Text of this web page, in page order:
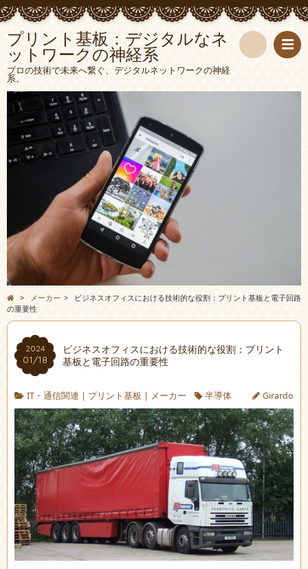
プリント基板：デジタルなネ
ットワークの神経系
プロの技術で未来へ繋ぐ、デジタルネットワークの神経
系。
> メーカー >
ビジネスオフィスにおける技術的な役割：プリント基板と電子回路
の重要性
2024
01/18
ビジネスオフィスにおける技術的な役割：プリント
基板と電子回路の重要性
IT・通信関連 | プリント基板 | メーカー 半導体 Girardo